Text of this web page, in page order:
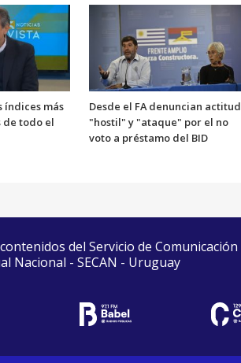
índices más
de todo el
Desde el FA denuncian actitud
"hostil" y "ataque" por el no
voto a préstamo del BID
del Servicio de Comunicación
Nacional - SECAN - Uruguay